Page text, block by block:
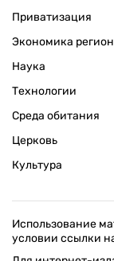
Приватизация
Экономика
Наука
Технологии
Среда обитания
Церковь
Культура
Использование
условии ссылки